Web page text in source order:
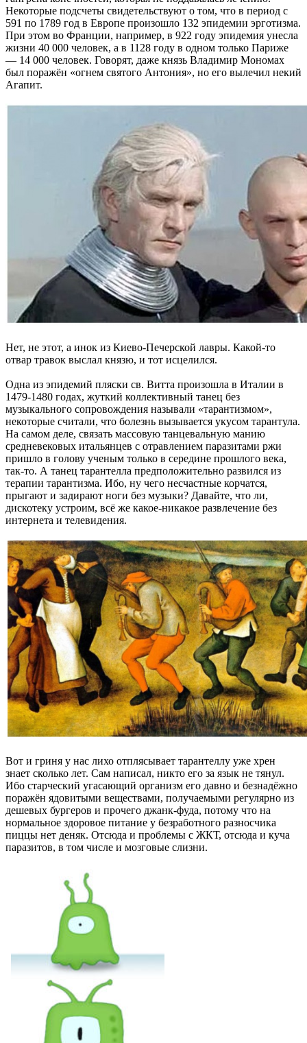
Некоторые подсчеты свидетельствуют о том, что в период с
591 по 1789 год в Европе произошло 132 эпидемии эрготизма.
При этом во Франции, например, в 922 году эпидемия унесла
жизни 40 000 человек, а в 1128 году в одном только Париже
— 14 000 человек. Говорят, даже князь Владимир Мономах
был поражён «огнем святого Антония», но его вылечил некий
Агапит.
Нет, не этот, а инок из Киево-Печерской лавры. Какой-то
отвар травок выслал князю, и тот исцелился.
Одна из эпидемий пляски св. Витта произошла в Италии в
1479-1480 годах, жуткий коллективный танец без
музыкального сопровождения называли «тарантизмом»,
некоторые считали, что болезнь вызывается укусом тарантула.
На самом деле, связать массовую танцевальную манию
средневековых итальянцев с отравлением паразитами ржи
пришло в голову ученым только в середине прошлого века,
так-то. А танец тарантелла предположительно развился из
терапии тарантизма. Ибо, ну чего несчастные корчатся,
прыгают и задирают ноги без музыки? Давайте, что ли,
дискотеку устроим, всё же какое-никакое развлечение без
интернета и телевидения.
Вот и гриня у нас лихо отплясывает тарантеллу уже хрен
знает сколько лет. Сам написал, никто его за язык не тянул.
Ибо старческий угасающий организм его давно и безнадёжно
поражён ядовитыми веществами, получаемыми регулярно из
дешевых бургеров и прочего джанк-фуда, потому что на
нормальное здоровое питание у безработного разносчика
пиццы нет деняк. Отсюда и проблемы с ЖКТ, отсюда и куча
паразитов, в том числе и мозговые слизни.